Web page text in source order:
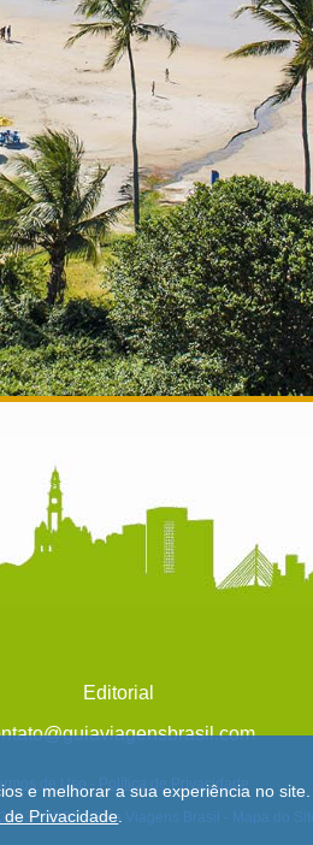
Editorial
de Uso
Política de Privacidade
- 2026 - Guia Viagens Brasil -
Mapa do
e melhorar a sua experiência no
de Privacidade